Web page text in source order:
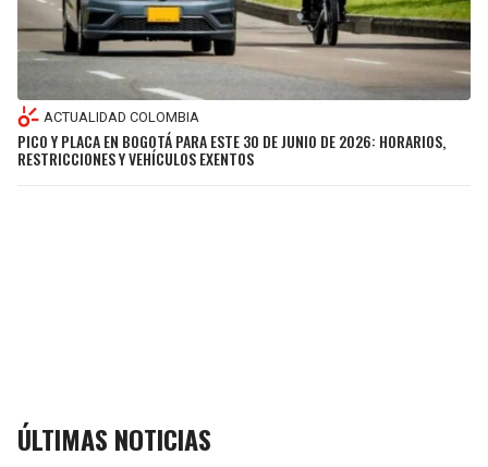
ACTUALIDAD COLOMBIA
PICO Y PLACA EN BOGOTÁ PARA ESTE 30 DE JUNIO DE 2026: HORARIOS,
RESTRICCIONES Y VEHÍCULOS EXENTOS
ÚLTIMAS NOTICIAS